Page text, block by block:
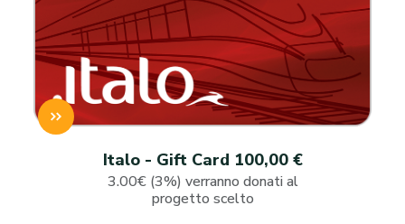
Italo - Gift Card 100,00 €
3.00€ (3%) verranno donati al
progetto scelto